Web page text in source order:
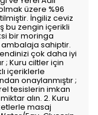
üzere %96
İngiliz ceviz
bu zengin içerikli
bir moringa
ambalaja sahiptir.
çok daha iyi
Kuru ciltler için
içeriklerle
onaylanmıştır ;
tesislerin imkan
alın. 2. Kuru
masaj